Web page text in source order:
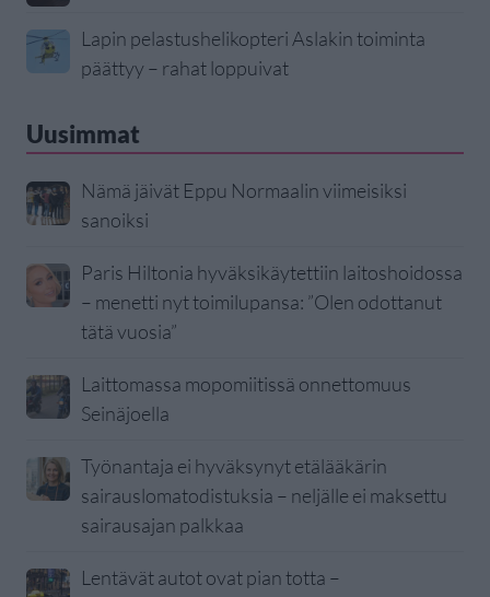
Lapin pelastushelikopteri Aslakin toiminta
päättyy – rahat loppuivat
Uusimmat
Nämä jäivät Eppu Normaalin viimeisiksi
sanoiksi
Paris Hiltonia hyväksikäytettiin laitoshoidossa
– menetti nyt toimilupansa: ”Olen odottanut
tätä vuosia”
Laittomassa mopomiitissä onnettomuus
Seinäjoella
Työnantaja ei hyväksynyt etälääkärin
sairauslomatodistuksia – neljälle ei maksettu
sairausajan palkkaa
Lentävät autot ovat pian totta –